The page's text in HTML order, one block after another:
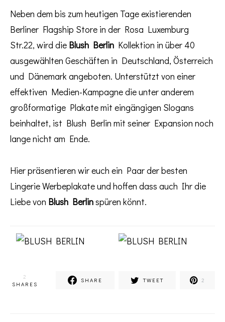
Neben dem bis zum heutigen Tage existierenden
Berliner Flagship Store in der Rosa Luxemburg
Str.22, wird die Blush Berlin Kollektion in über 40
ausgewählten Geschäften in Deutschland, Österreich
und Dänemark angeboten. Unterstützt von einer
effektiven Medien-Kampagne die unter anderem
großformatige Plakate mit eingängigen Slogans
beinhaltet, ist Blush Berlin mit seiner Expansion noch
lange nicht am Ende.
Hier präsentieren wir euch ein Paar der besten
Lingerie Werbeplakate und hoffen dass auch Ihr die
Liebe von Blush Berlinspüren könnt.
2
SHARES
SHARE TWEET 2